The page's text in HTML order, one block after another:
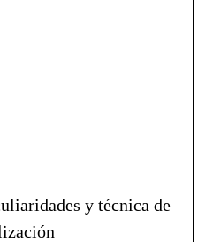
y técnica de